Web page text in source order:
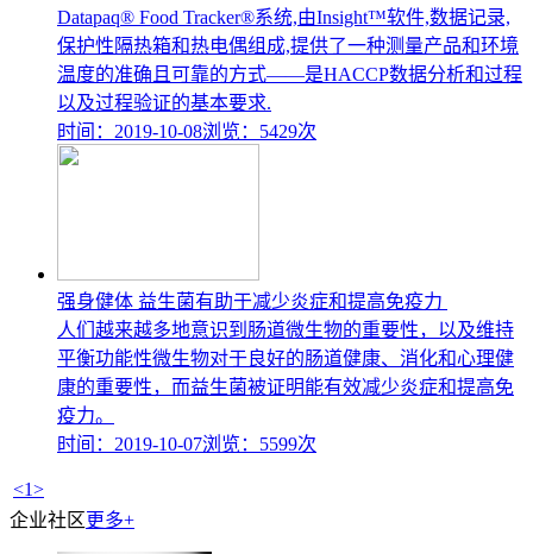
Datapaq® Food Tracker®系统,由Insight™软件,数据记录,
保护性隔热箱和热电偶组成,提供了一种测量产品和环境
温度的准确且可靠的方式——是HACCP数据分析和过程
以及过程验证的基本要求.
时间：2019-10-08浏览：5429次
强身健体 益生菌有助于减少炎症和提高免疫力
人们越来越多地意识到肠道微生物的重要性，以及维持
平衡功能性微生物对于良好的肠道健康、消化和心理健
康的重要性，而益生菌被证明能有效减少炎症和提高免
疫力。
时间：2019-10-07浏览：5599次
<1>
企业社区更多+